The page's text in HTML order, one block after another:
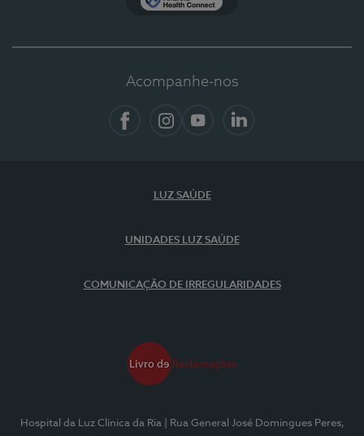
Acompanhe-nos
LUZ SAÚDE
UNIDADES LUZ SAÚDE
COMUNICAÇÃO DE IRREGULARIDADES
Hospital da Luz Clínica da Ria
| Rua General José Domingues Peres,